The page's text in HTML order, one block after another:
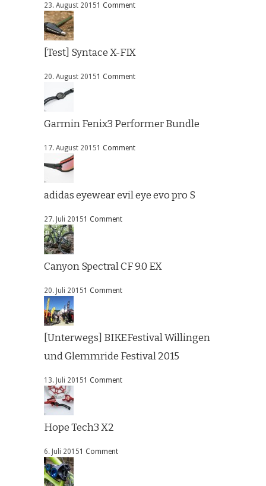
23. August 20151 Comment
[Test] Syntace X-FIX
20. August 20151 Comment
Garmin Fenix3 Performer Bundle
17. August 20151 Comment
adidas eyewear evil eye evo pro S
27. Juli 20151 Comment
Canyon Spectral CF 9.0 EX
20. Juli 20151 Comment
[Unterwegs] BIKEFestival Willingen
und Glemmride Festival 2015
13. Juli 20151 Comment
Hope Tech3 X2
6. Juli 20151 Comment